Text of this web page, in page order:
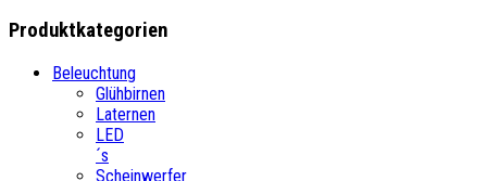
Produktkategorien
Beleuchtung
Glühbirnen
Laternen
LED
´s
Scheinwerfer